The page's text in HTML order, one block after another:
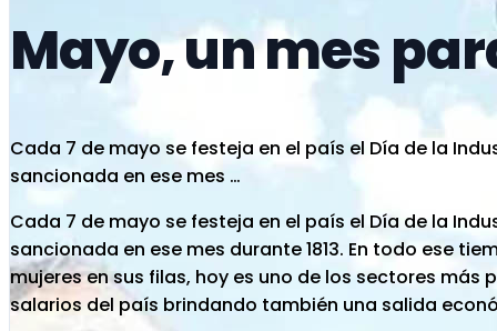
Mayo, un mes
Cada 7 de mayo se festeja en el país el Día de la
sancionada en ese mes …
Cada 7 de mayo se festeja en el país el Día de la
sancionada en ese mes durante 1813. En todo ese
mujeres en sus filas, hoy es uno de los sectores
salarios del país brindando también una salida